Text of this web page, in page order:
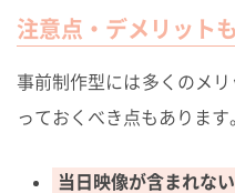
注意点・デメリット
事前制作型には多くのメ
っておくべき点もあります
当日映像が含まれない